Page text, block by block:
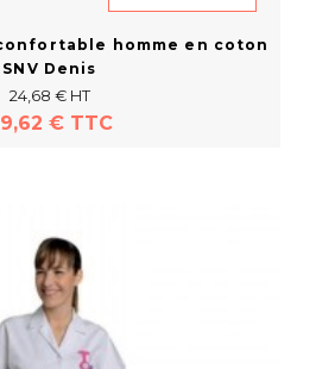
savoir plus
homme en coton
SNV Denis
24,68 € HT
€ TTC